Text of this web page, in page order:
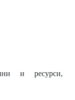
и ресурси,